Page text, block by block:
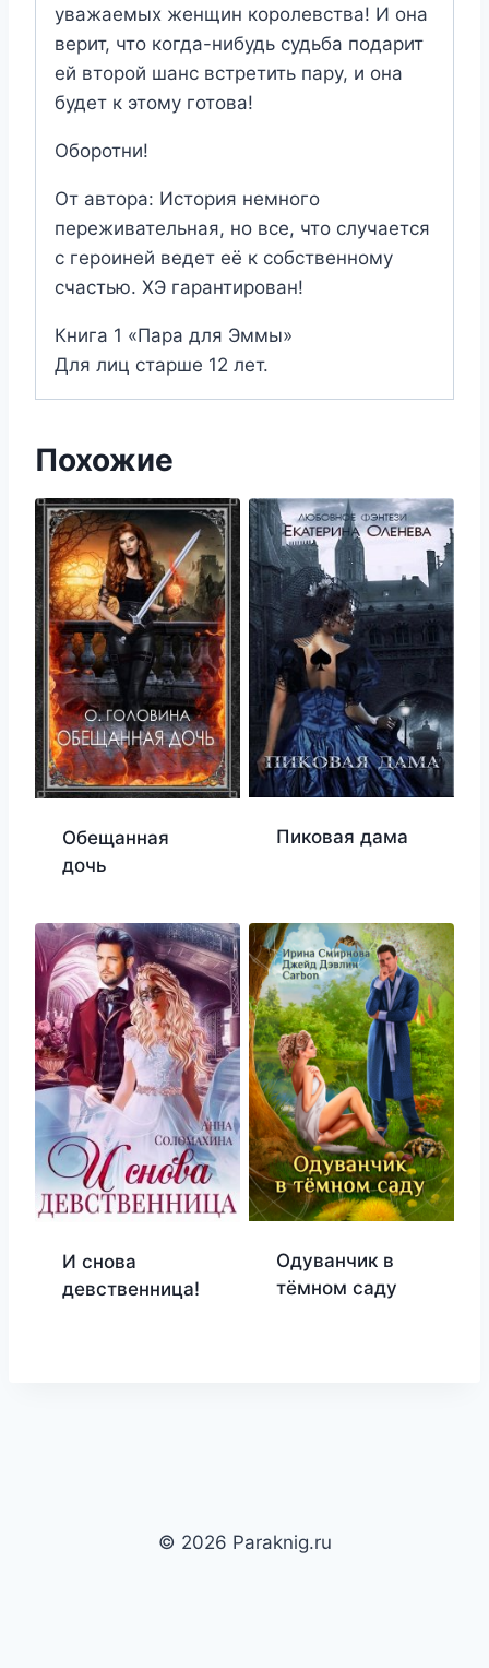
уважаемых женщин королевства! И она
верит, что когда-нибудь судьба подарит
ей второй шанс встретить пару, и она
будет к этому готова!
Оборотни!
От автора: История немного
переживательная, но все, что случается
с героиней ведет её к собственному
счастью. ХЭ гарантирован!
Книга 1 «Пара для Эммы»
Для лиц старше 12 лет.
Похожие
Обещанная
дочь
Пиковая дама
И снова
девственница!
Одуванчик в
тёмном саду
© 2026 Paraknig.ru